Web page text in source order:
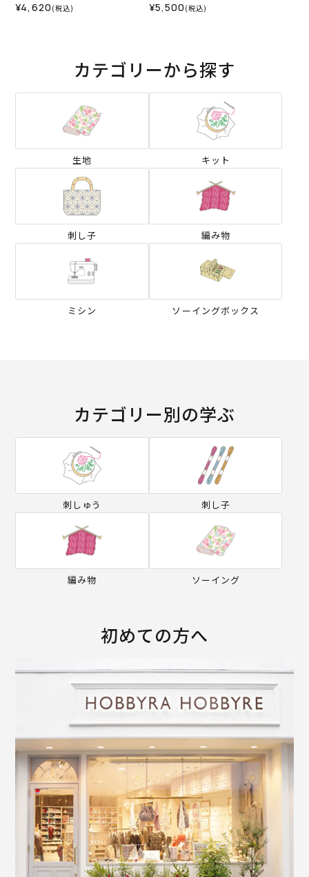
¥4,620 (税込) ¥5,500 (税込)
カテゴリーから探す
生地 キット
刺し子 編み物
ミシン ソーイングボックス
カテゴリー別の学ぶ
刺しゅう 刺し子
編み物 ソーイング
初めての方へ